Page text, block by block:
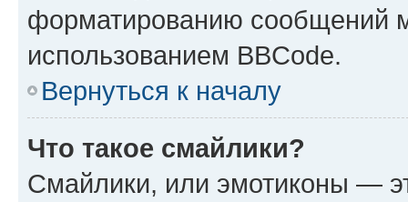
форматированию сообщений
использованием BBCode.
Вернуться к началу
Что такое смайлики?
Смайлики, или эмотиконы —